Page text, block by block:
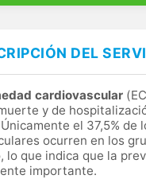
DEL
cardiovascular
y de
el 37,5% de
ocurren en los
lo que indica que la
importante.